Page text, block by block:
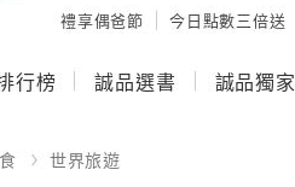
禮享偶爸節 今日點數三倍送
行榜 誠品選書 誠品獨家
世界旅遊